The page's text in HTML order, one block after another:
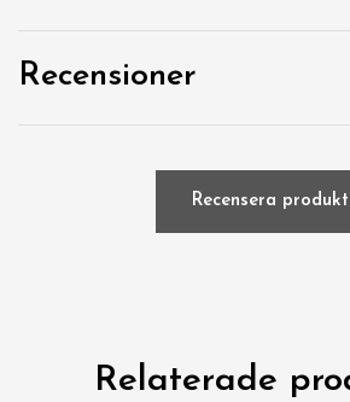
Recensioner
Recensera produkt
Relaterade